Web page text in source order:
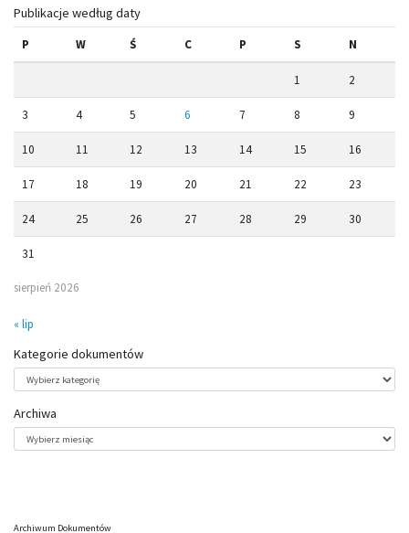
Publikacje według daty
sierpień 2026
P W Ś C P S N
1 2
3 4 5 6 7 8 9
10 11 12 13 14 15 16
17 18 19 20 21 22 23
24 25 26 27 28 29 30
31
« lip
Kategorie dokumentów
dokumentów
Archiwa
Archiwum Dokumentów